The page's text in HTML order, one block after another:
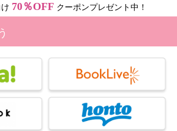
70％OFF クーポンプレゼント中！